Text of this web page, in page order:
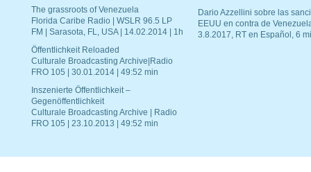
The grassroots of Venezuela
Florida Caribe Radio | WSLR 96.5 LP
FM | Sarasota, FL, USA | 14.02.2014 | 1h
Öffentlichkeit Reloaded
Culturale Broadcasting Archive|Radio
FRO 105 | 30.01.2014 | 49:52 min
Inszenierte Öffentlichkeit –
Gegenöffentlichkeit
Culturale Broadcasting Archive | Radio
FRO 105 | 23.10.2013 | 49:52 min
Dario Azzellini sobre las
EEUU en contra de
3.8.2017, RT en Español, 6